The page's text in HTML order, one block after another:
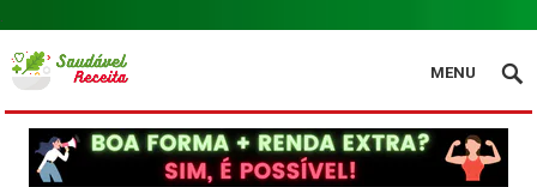
.
MENU